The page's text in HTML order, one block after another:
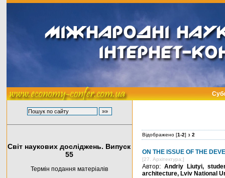
Світ наукових досліджень. Випуск
55
Термін подання матеріалів
Відображено [1-2] з 2
ON THE ISSUE OF THE
[27. Архітектура;]
Автор:Andriy Liutyi,
architecture, Lviv National